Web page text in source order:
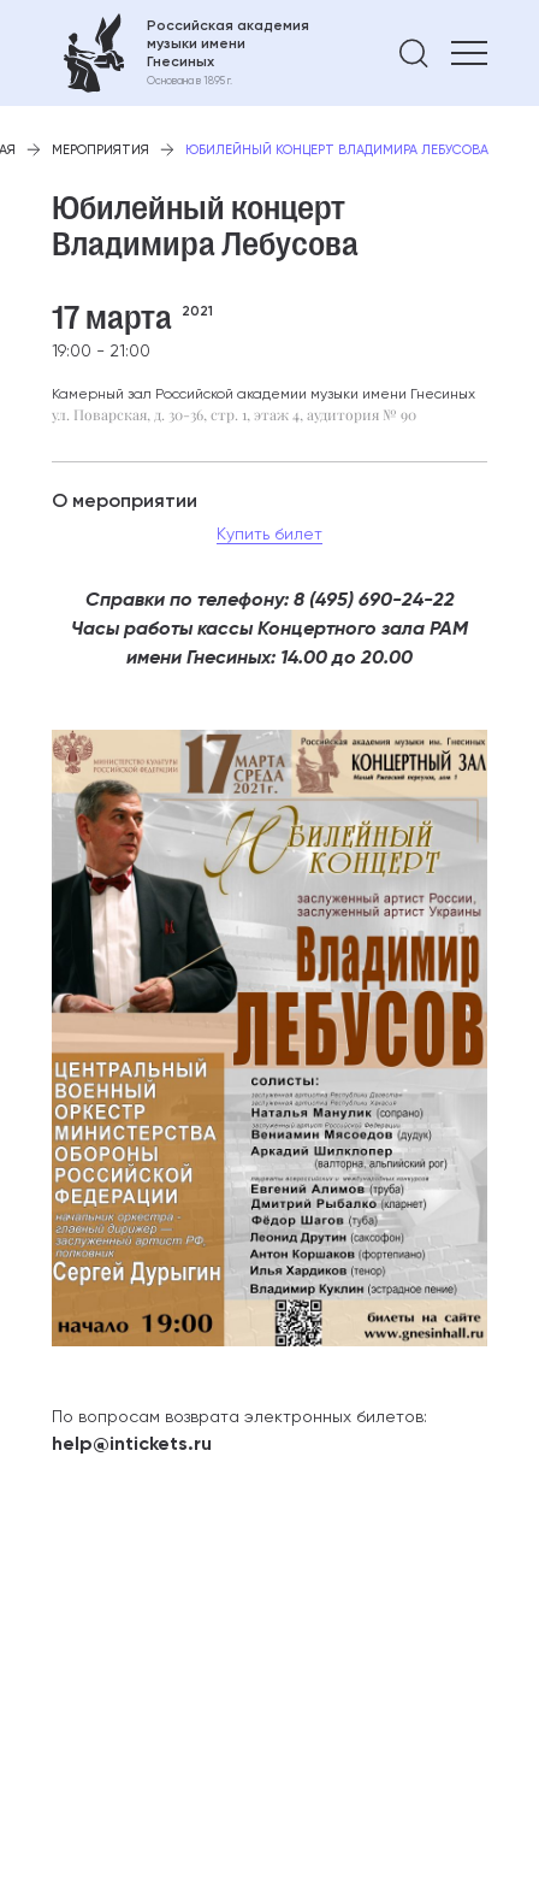
Российская академия
музыки имени
Гнесиных
Основана в 1895 г.
Найти
МЕРОПРИЯТИЯ ЮБИЛЕЙНЫЙ КОНЦЕРТ ВЛАДИМИРА ЛЕБУСОВА
Юбилейный концерт
Владимира Лебусова
17 марта
2021
19:00 - 21:00
Камерный зал Российской академии музыки имени Гнесиных
ул. Поварская, д. 30-36, стр. 1, этаж 4, аудитория № 90
О мероприятии
Купить билет
Cправки по телефону: 8 (495) 690-24-22
Часы работы кассыКонцертного зала РАМ
имени Гнесиных: 14.00 до 20.00
По вопросам возврата электронных билетов:
help@intickets.ru